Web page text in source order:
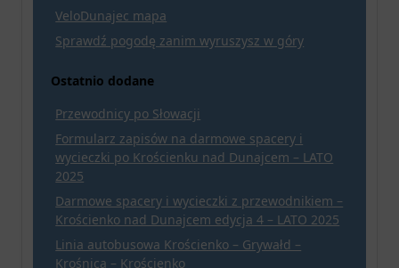
VeloDunajec mapa
Sprawdź pogodę zanim wyruszysz w góry
Ostatnio dodane
Przewodnicy po Słowacji
Formularz zapisów na darmowe spacery i
wycieczki po Krościenku nad Dunajcem – LATO
2025
Darmowe spacery i wycieczki z przewodnikiem –
Krościenko nad Dunajcem edycja 4 – LATO 2025
Linia autobusowa Krościenko – Grywałd –
Krośnica – Krościenko